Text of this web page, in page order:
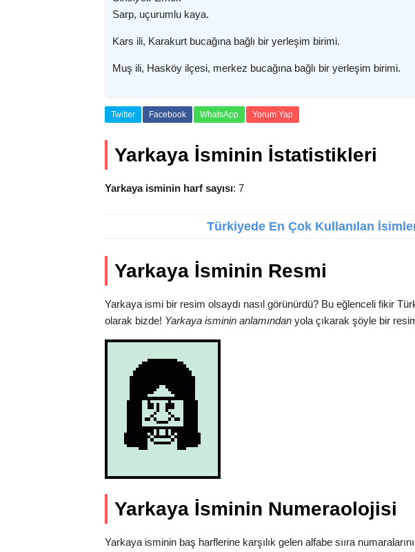
Sarp, uçurumlu kaya.
Kars ili, Karakurt bucağına bağlı bir yerleşim birimi.
Muş ili, Hasköy ilçesi, merkez bucağına bağlı bir yerleşim birimi.
Twitter Facebook WhatsApp Yorum Yap
Yarkaya İsminin İstatistikleri
Yarkaya isminin harf sayısı: 7
Türkiyede En Çok Kullanılan
Yarkaya İsminin Resmi
Yarkaya ismi bir resim olsaydı nasıl görünürdü? Bu eğlenceli fikir
olarak bizde! Yarkaya isminin anlamından yola çıkarak şöyle bir
Yarkaya İsminin Numeraolojisi
Yarkaya isminin baş harflerine karşılık gelen alfabe sııra